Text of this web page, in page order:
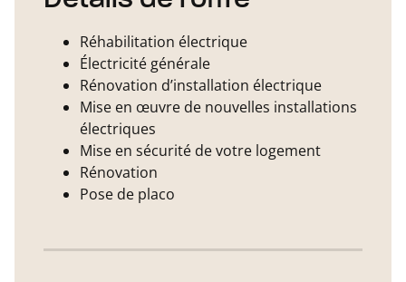
Réhabilitation électrique
Électricité générale
Rénovation d’installation électrique
Mise en œuvre de nouvelles installations
électriques
Mise en sécurité de votre logement
Rénovation
Pose de placo